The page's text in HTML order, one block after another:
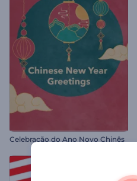
Celebração do Ano Novo Chinês